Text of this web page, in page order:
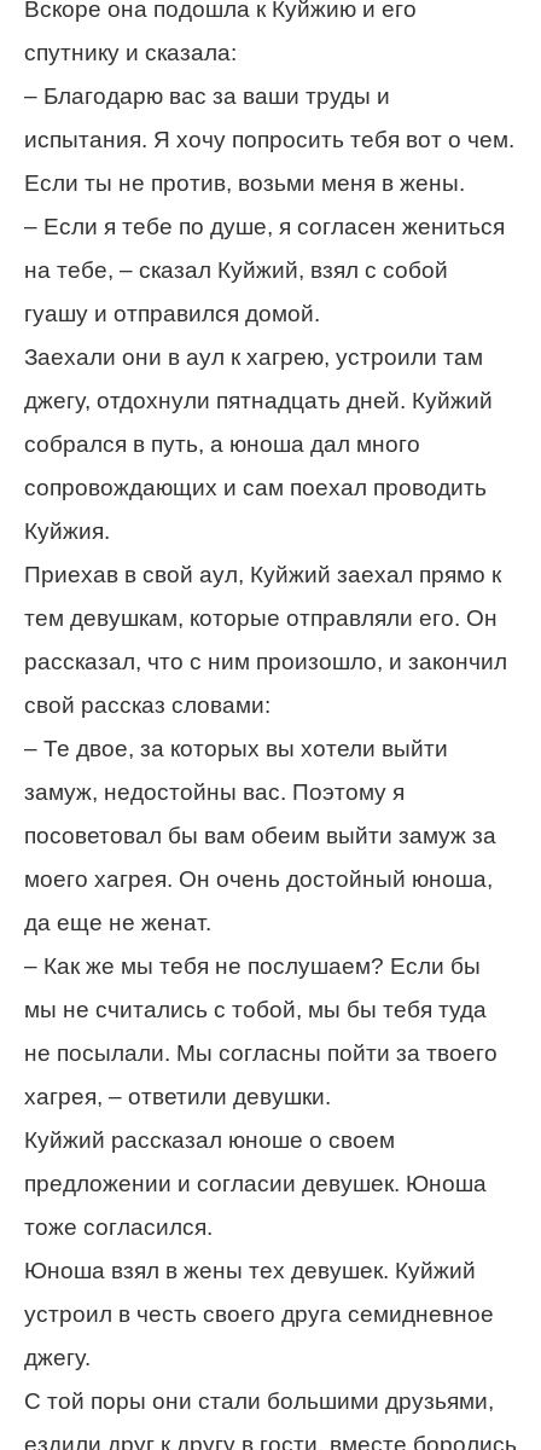
Вскоре она подошла к Куйжию и его
спутнику и сказала:
– Благодарю вас за ваши труды и
испытания. Я хочу попросить тебя вот о чем.
Если ты не против, возьми меня в жены.
– Если я тебе по душе, я согласен жениться
на тебе, – сказал Куйжий, взял с собой
гуашу и отправился домой.
Заехали они в аул к хагрею, устроили там
джегу, отдохнули пятнадцать дней. Куйжий
собрался в путь, а юноша дал много
сопровождающих и сам поехал проводить
Куйжия.
Приехав в свой аул, Куйжий заехал прямо к
тем девушкам, которые отправляли его. Он
рассказал, что с ним произошло, и закончил
свой рассказ словами:
– Те двое, за которых вы хотели выйти
замуж, недостойны вас. Поэтому я
посоветовал бы вам обеим выйти замуж за
моего хагрея. Он очень достойный юноша,
да еще не женат.
– Как же мы тебя не послушаем? Если бы
мы не считались с тобой, мы бы тебя туда
не посылали. Мы согласны пойти за твоего
хагрея, – ответили девушки.
Куйжий рассказал юноше о своем
предложении и согласии девушек. Юноша
тоже согласился.
Юноша взял в жены тех девушек. Куйжий
устроил в честь своего друга семидневное
джегу.
С той поры они стали большими друзьями,
ездили друг к другу в гости, вместе боролись